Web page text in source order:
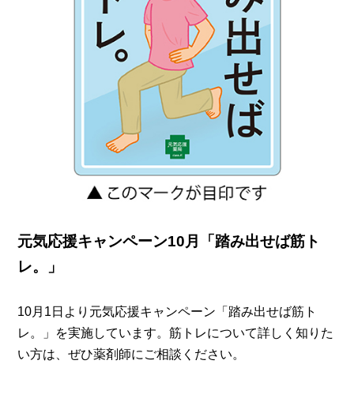
元気応援キャンペーン10月「踏み出せば筋ト
レ。」
10月1日より元気応援キャンペーン「踏み出せば筋ト
レ。」を実施しています。筋トレについて詳しく知りた
い方は、ぜひ薬剤師にご相談ください。